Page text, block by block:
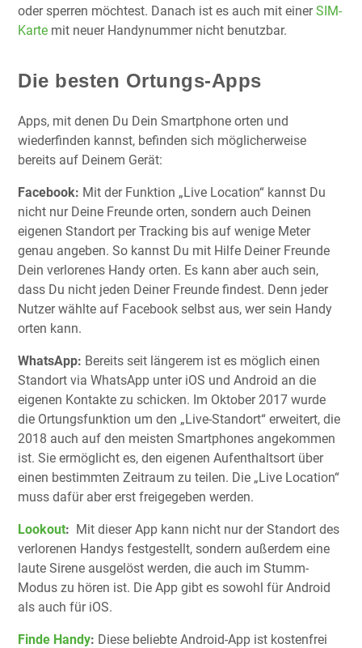
oder sperren möchtest. Danach ist es auch mit einerSIM-
Karte mit neuer Handynummer nicht benutzbar.
Die besten Ortungs-Apps
Apps, mit denen Du Dein Smartphone orten und
wiederfinden kannst, befinden sich möglicherweise
bereits auf Deinem Gerät:
Facebook: Mit der Funktion „Live Location“ kannst Du
nicht nur Deine Freunde orten, sondern auch Deinen
eigenen Standort per Tracking bis auf wenige Meter
genau angeben. So kannst Du mit Hilfe Deiner Freunde
Dein verlorenes Handy orten. Es kann aber auch sein,
dass Du nicht jeden Deiner Freunde findest. Denn jeder
Nutzer wählte auf Facebook selbst aus, wer sein Handy
orten kann.
WhatsApp: Bereits seit längerem ist es möglich einen
Standort via WhatsApp unter iOS und Android an die
eigenen Kontakte zu schicken. Im Oktober 2017 wurde
die Ortungsfunktion um den „Live-Standort“ erweitert, die
2018 auch auf den meisten Smartphones angekommen
ist. Sie ermöglicht es, den eigenen Aufenthaltsort über
einen bestimmten Zeitraum zu teilen. Die „Live Location“
muss dafür aber erst freigegeben werden.
Lookout: Mit dieser App kann nicht nur der Standort des
verlorenen Handys festgestellt, sondern außerdem eine
laute Sirene ausgelöst werden, die auch im Stumm-
Modus zu hören ist. Die App gibt es sowohl für Android
als auch für iOS.
Finde Handy: Diese beliebte Android-App ist kostenfrei